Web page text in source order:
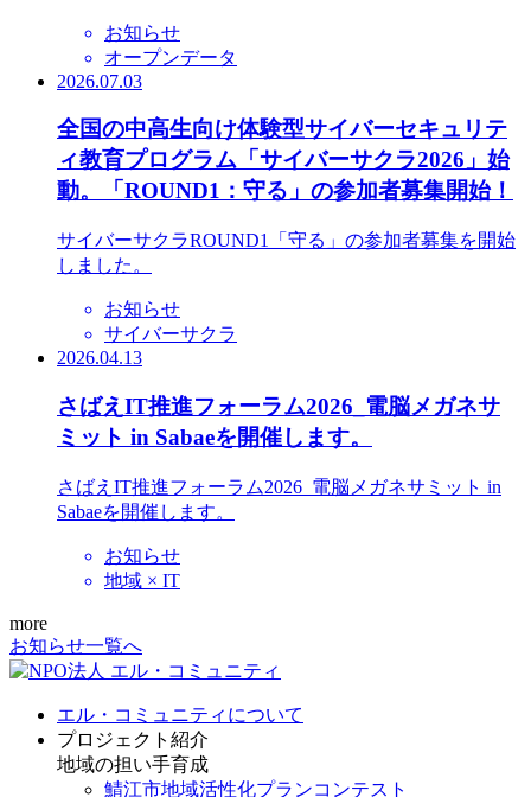
お知らせ
オープンデータ
2026.07.03
全国の中高生向け体験型サイバーセキュリテ
ィ教育プログラム「サイバーサクラ2026」始
動。「ROUND1：守る」の参加者募集開始！
サイバーサクラROUND1「守る」の参加者募集を開始
しました。
お知らせ
サイバーサクラ
2026.04.13
さばえIT推進フォーラム2026_電脳メガネサ
ミット in Sabaeを開催します。
さばえIT推進フォーラム2026_電脳メガネサミット in
Sabaeを開催します。
お知らせ
地域 × IT
more
お知らせ一覧へ
エル・コミュニティについて
プロジェクト紹介
地域の担い手育成
鯖江市地域活性化プランコンテスト